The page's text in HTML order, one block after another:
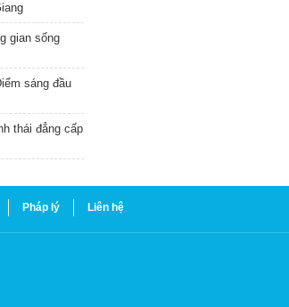
gian sống
sáng đầu
thái đẳng cấp
Pháp lý Liên hệ